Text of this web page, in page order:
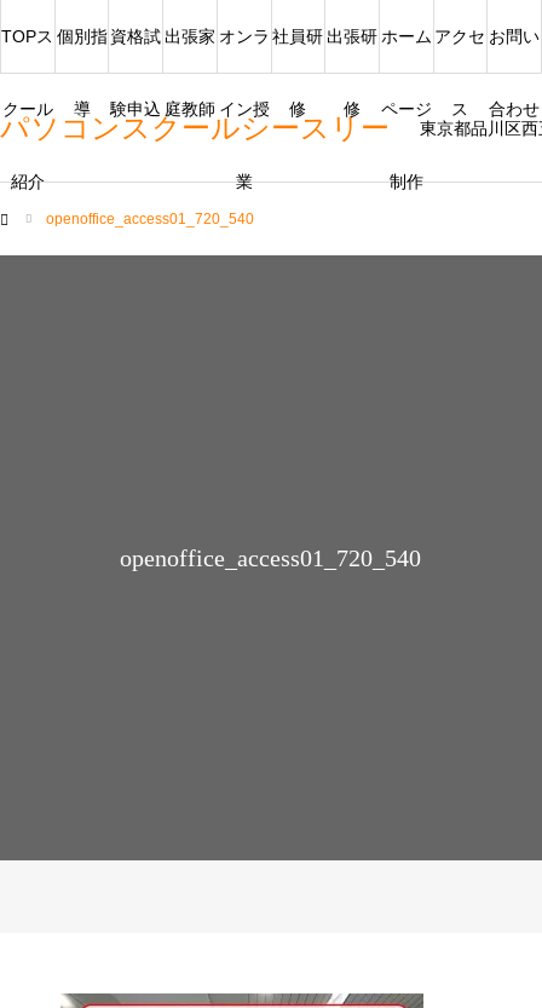
パソコンスクールシースリー 東京都品川区
TOPス
クール
紹介
個別指
導
資格試
験申込
出張家
庭教師
オンラ
イン授
業
社員研
修
出張研
修
ホーム
ページ
制作
アクセ
ス
お問い
合わせ
openoffice_access01_720_540
openoffice_access01_720_540